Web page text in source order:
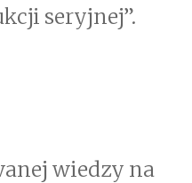
seryjnej”.
wiedzy na